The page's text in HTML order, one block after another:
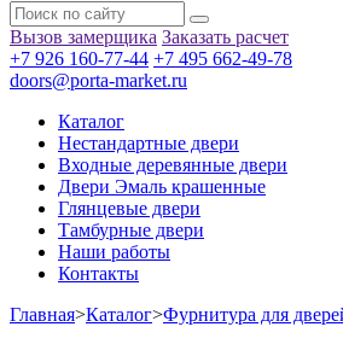
Вызов замерщика Заказать расчет
+7 926 160-77-44 +7 495 662-49-78
doors@porta-market.ru
Каталог
Нестандартные двери
Входные деревянные двери
Двери Эмаль крашенные
Глянцевые двери
Тамбурные двери
Наши работы
Контакты
Главная>Каталог>Фурнитура для